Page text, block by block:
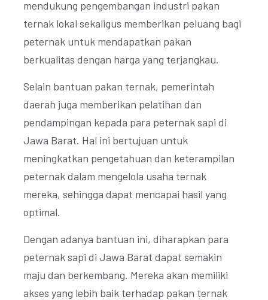
mendukung pengembangan industri pakan
ternak lokal sekaligus memberikan peluang bagi
peternak untuk mendapatkan pakan
berkualitas dengan harga yang terjangkau.
Selain bantuan pakan ternak, pemerintah
daerah juga memberikan pelatihan dan
pendampingan kepada para peternak sapi di
Jawa Barat. Hal ini bertujuan untuk
meningkatkan pengetahuan dan keterampilan
peternak dalam mengelola usaha ternak
mereka, sehingga dapat mencapai hasil yang
optimal.
Dengan adanya bantuan ini, diharapkan para
peternak sapi di Jawa Barat dapat semakin
maju dan berkembang. Mereka akan memiliki
akses yang lebih baik terhadap pakan ternak